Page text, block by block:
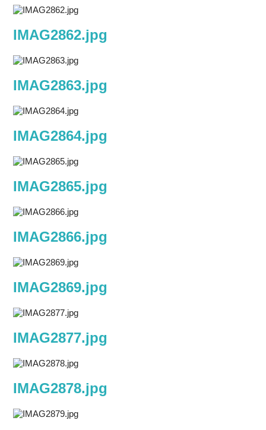
IMAG2862.jpg
IMAG2863.jpg
IMAG2864.jpg
IMAG2865.jpg
IMAG2866.jpg
IMAG2869.jpg
IMAG2877.jpg
IMAG2878.jpg